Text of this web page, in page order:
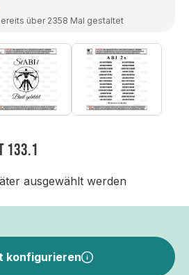
über 2358 Mal gestaltet
133.1
ausgewählt werden
konfigurieren